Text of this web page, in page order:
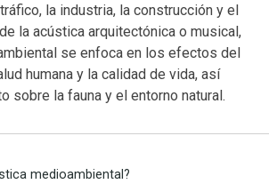
la industria, la construcción y el
la acústica arquitectónica o musical,
se enfoca en los efectos del
humana y la calidad de vida, así
sobre la fauna y el entorno natural.
medioambiental?